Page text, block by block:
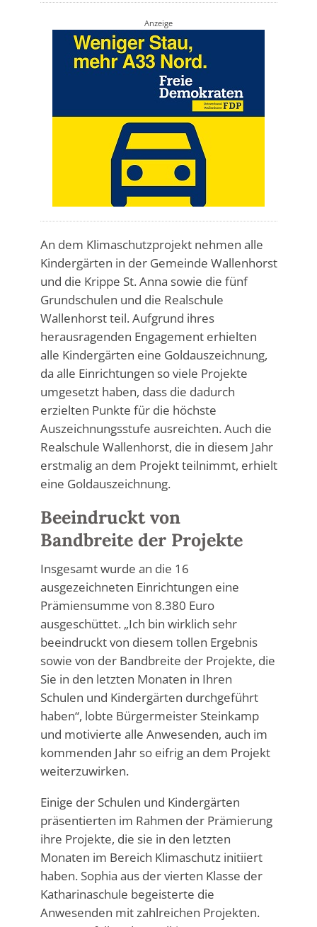
Anzeige
An dem Klimaschutzprojekt nehmen alle
Kindergärten in der Gemeinde Wallenhorst
und die Krippe St. Anna sowie die fünf
Grundschulen und die Realschule
Wallenhorst teil. Aufgrund ihres
herausragenden Engagement erhielten
alle Kindergärten eine Goldauszeichnung,
da alle Einrichtungen so viele Projekte
umgesetzt haben, dass die dadurch
erzielten Punkte für die höchste
Auszeichnungsstufe ausreichten. Auch die
Realschule Wallenhorst, die in diesem Jahr
erstmalig an dem Projekt teilnimmt, erhielt
eine Goldauszeichnung.
Beeindruckt von
Bandbreite der Projekte
Insgesamt wurde an die 16
ausgezeichneten Einrichtungen eine
Prämiensumme von 8.380 Euro
ausgeschüttet. „Ich bin wirklich sehr
beeindruckt von diesem tollen Ergebnis
sowie von der Bandbreite der Projekte, die
Sie in den letzten Monaten in Ihren
Schulen und Kindergärten durchgeführt
haben“, lobte Bürgermeister Steinkamp
und motivierte alle Anwesenden, auch im
kommenden Jahr so eifrig an dem Projekt
weiterzuwirken.
Einige der Schulen und Kindergärten
präsentierten im Rahmen der Prämierung
ihre Projekte, die sie in den letzten
Monaten im Bereich Klimaschutz initiiert
haben. Sophia aus der vierten Klasse der
Katharinaschule begeisterte die
Anwesenden mit zahlreichen Projekten.